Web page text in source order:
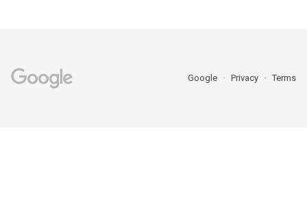
Google Privacy Terms